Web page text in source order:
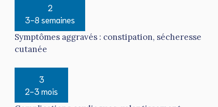
2
3-8 semaines
Symptômes aggravés : constipation, sécheresse
cutanée
3
2-3 mois